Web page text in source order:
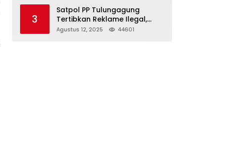
3
Satpol PP Tulungagung
Tertibkan Reklame Ilegal,
Wujudkan Kota yang Rapi
Agustus 12, 2025 44601